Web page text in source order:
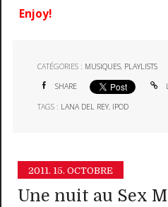
Enjoy!
CATÉGORIES : MUSIQUES, PLAYLISTS
SHARE
TAGS : LANA DEL REY, IPOD
2011. 15. OCTOBRE
Une nuit au Sex